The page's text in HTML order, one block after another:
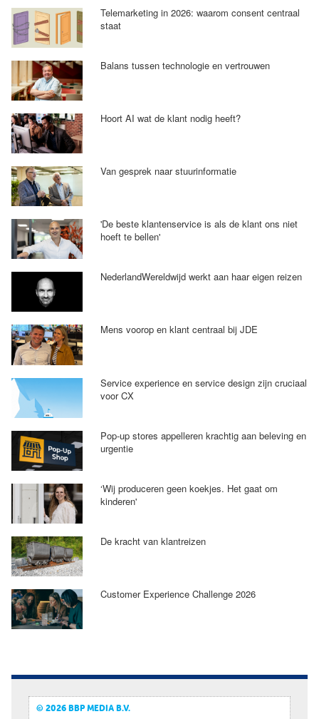
Telemarketing in 2026: waarom consent centraal
staat
Balans tussen technologie en vertrouwen
Hoort AI wat de klant nodig heeft?
Van gesprek naar stuurinformatie
'De beste klantenservice is als de klant ons niet
hoeft te bellen'
NederlandWereldwijd werkt aan haar eigen reizen
Mens voorop en klant centraal bij JDE
Service experience en service design zijn cruciaal
voor CX
Pop-up stores appelleren krachtig aan beleving en
urgentie
‘Wij produceren geen koekjes. Het gaat om
kinderen'
De kracht van klantreizen
Customer Experience Challenge 2026
© 2026 BBP MEDIA B.V.